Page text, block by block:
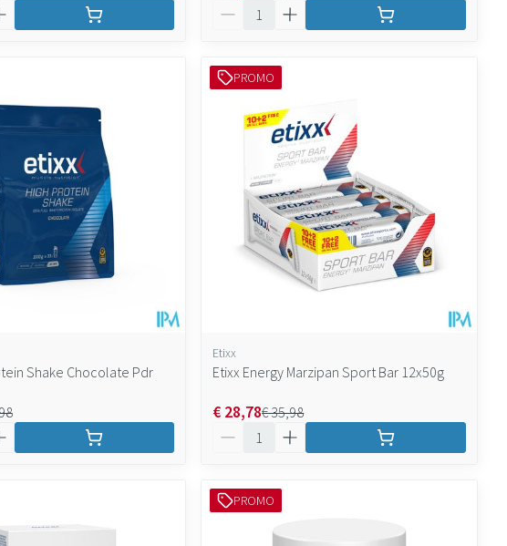
Shake Chocolate Pdr
PROMO
Etixx
Etixx Energy Marzipan Sport Bar 12x50g
€ 35,98
€ 28,78
PROMO